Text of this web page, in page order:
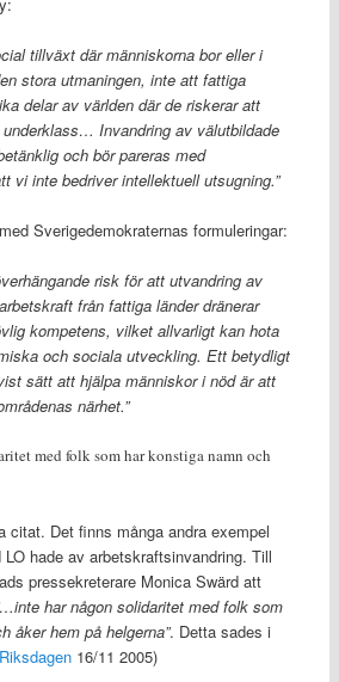
tillväxt där människorna bor eller i
stora utmaningen, inte att fattiga
delar av världen där de riskerar att
Invandring av välutbildade
och bör pareras med
vi inte bedriver intellektuell utsugning.”
Sverigedemokraternas formuleringar:
risk för att utvandring av
från fattiga länder dränerar
kompetens, vilket allvarligt kan hota
och sociala utveckling. Ett betydligt
sätt att hjälpa människor i nöd är att
närhet.”
med folk som har konstiga namn och
citat. Det finns många andra exempel
hade av arbetskraftsinvandring. Till
pressekreterare Monica Swärd att
har någon solidaritet med folk som
åker hem på helgerna”. Detta sades i
16/11 2005)